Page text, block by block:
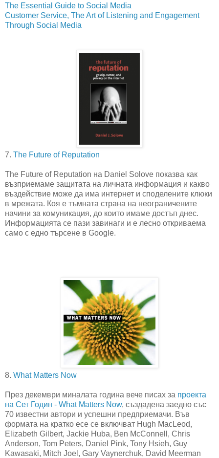
The Essential Guide to Social Media
Customer Service, The Art of Listening and Engagement
Through Social Media
7. The Future of Reputation
The Future of Reputation на Daniel Solove показва как
възприемаме защитата на личната информация и какво
въздействие може да има интернет и споделените клюки
в мрежата. Коя е тъмната страна на неограничените
начини за комуникация, до които имаме достъп днес.
Информацията се пази завинаги и е лесно откриваема
само с едно търсене в Google.
8. What Matters Now
През декември миналата година вече писах за проекта
на Сет Годин - What Matters Now, създадена заедно със
70 известни автори и успешни предприемачи. Във
формата на кратко есе се включват Hugh MacLeod,
Elizabeth Gilbert, Jackie Huba, Ben McConnell, Chris
Anderson, Tom Peters, Daniel Pink, Tony Hsieh, Guy
Kawasaki, Mitch Joel, Gary Vaynerchuk, David Meerman